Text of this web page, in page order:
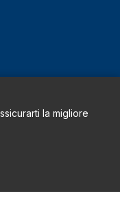
la migliore